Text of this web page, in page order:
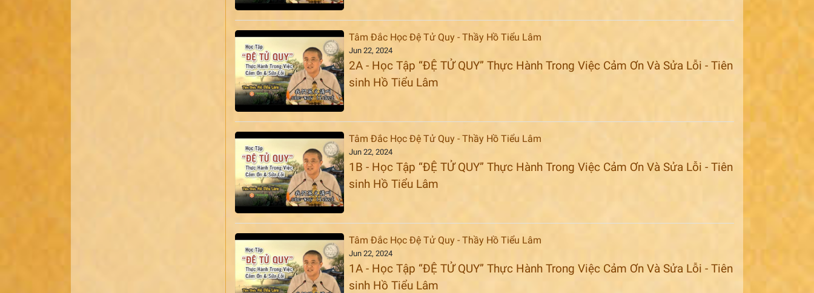
Tâm Đắc Học Đệ Tử Quy - Thầy Hồ Tiểu Lâm
Jun 22, 2024
2A - Học Tập “ĐỆ TỬ QUY” Thực Hành Trong Việc Cảm Ơn Và Sửa Lỗi - Tiên
sinh Hồ Tiểu Lâm
Tâm Đắc Học Đệ Tử Quy - Thầy Hồ Tiểu Lâm
Jun 22, 2024
1B - Học Tập “ĐỆ TỬ QUY” Thực Hành Trong Việc Cảm Ơn Và Sửa Lỗi - Tiên
sinh Hồ Tiểu Lâm
Tâm Đắc Học Đệ Tử Quy - Thầy Hồ Tiểu Lâm
Jun 22, 2024
1A - Học Tập “ĐỆ TỬ QUY” Thực Hành Trong Việc Cảm Ơn Và Sửa Lỗi - Tiên
sinh Hồ Tiểu Lâm